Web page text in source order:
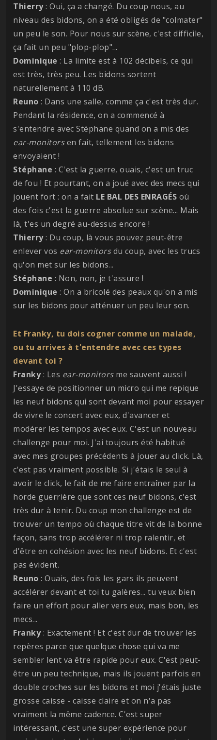
Thierry: Oui, ça a changé. Du coup nous, au
niveau des bidons, on a été obligés de "colmater"
un peu le son. Pour nous sur scène, c'est difficile,
ça fait un peu "plop-plop"...
Dominique : La limite est à 102 décibels, ce qui
est très, très peu. Les bidons sortent
naturellement à 110 dB.
Reuno : Dans une salle, comme ça c'est très dur.
Pendant la résidence, on a commencé à
s'entendre avec Stéphane quand on a mis des
ear-monitorsen fait, tellement les bidons
envoyaient !
Stéphane : C'est la guerre, ouais, c'est un truc
de fou ! Et pourtant, on a joué avec des mecs qui
jouent fort : on a fait LE BAL DES ENRAGÉS où
des fois c'est la guerre absolue sur scène... Mais
là, t'es un degré au-dessus encore !
Thierry: Du coup, là vous pouvez peut-être
enlever vos ear-monitorsdu coup, avec les trucs
qu'on met sur les bidons...
Stéphane : Non, non, je t'assure !
Dominique : On a bricolé des peaux qu'on a mis
sur les bidons pour atténuer un peu leur son.
Et Franky, tu dois cogner comme un malade,
ou tu arrives à t'entendre avec ces types
devant toi ?
Franky: Les ear-monitorsme sauvent aussi !
J'essaye de positionner un micro qui me repique
les neuf bidons qui sont devant moi pour essayer
de vivre le concert avec eux, d'avancer et
modérer les tempos avec eux. C'est un nouveau
challenge pour moi. J'ai toujours été habitué
avec mes groupes précédents à jouer au click. Là,
c'est pas vraiment possible. Si j'étais le seul à
avoir le click, le fait de me faire entraîner par la
horde guerrière que sont ces neuf bidons, c'est
très dur à tenir. Du coup mon challenge est de
trouver un tempo où chaque titre vit de la bonne
façon, sans trop accélérer ni trop ralentir, et
d'être en cohésion avec les neuf bidons. Et c'est
pas évident.
Reuno : Ouais, des fois les gars ils peuvent
accélérer devant et toi tu galères... tu veux bien
faire un effort pour aller vers eux, mais bon, les
mecs...
Franky: Exactement ! Et c'est dur de trouver les
repères parce que quelque chose qui va me
sembler lent va être rapide pour eux. C'est peut-
être un peu technique, mais ils jouent parfois en
double croches sur les bidons et moi j'étais juste
grosse caisse - caisse claire et on n'a pas
vraiment la même cadence. C'est super
intéressant, c'est une super expérience pour